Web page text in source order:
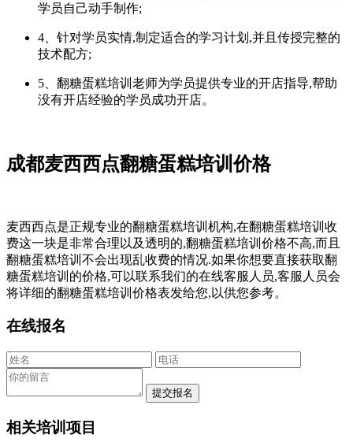
学员自己动手制作;
4、针对学员实情,制定适合的学习计划,并且传授完整的
技术配方;
5、翻糖蛋糕培训老师为学员提供专业的开店指导,帮助
没有开店经验的学员成功开店。
成都麦西西点翻糖蛋糕培训价格
麦西西点是正规专业的翻糖蛋糕培训机构,在翻糖蛋糕培训收
费这一块是非常合理以及透明的,翻糖蛋糕培训价格不高,而且
翻糖蛋糕培训不会出现乱收费的情况.如果你想要直接获取翻
糖蛋糕培训的价格,可以联系我们的在线客服人员,客服人员会
将详细的翻糖蛋糕培训价格表发给您,以供您参考。
在线报名
相关培训项目